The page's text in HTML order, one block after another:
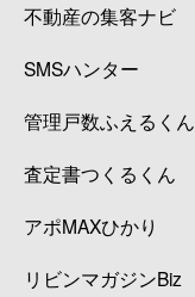
不動産の集客ナビ
SMSハンター
管理戸数ふえるくん
査定書つくるくん
アポMAXひかり
リビンマガジンBiz